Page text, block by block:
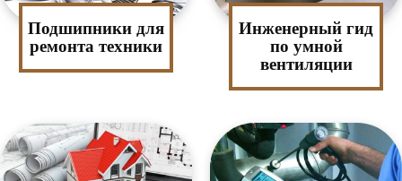
Подшипники для
ремонта техники
Инженерный гид
по умной
вентиляции